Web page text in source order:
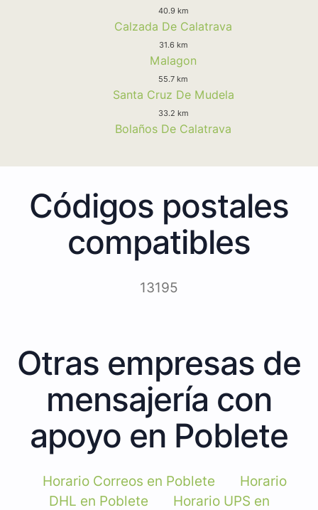
40.9 km
Calzada De Calatrava
31.6 km
Malagon
55.7 km
Santa Cruz De Mudela
33.2 km
Bolaños De Calatrava
Códigos postales
compatibles
13195
Otras empresas de
mensajería con
apoyo en Poblete
Horario Correos en Poblete
Horario
DHL en Poblete
Horario UPS en